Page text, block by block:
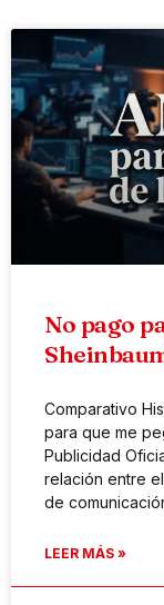
No pago
Comparativo
para que me
Publicidad
relación entre
de
LEER MÁS »